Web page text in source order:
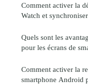
Comment activer la
Watch et
Quels sont les
pour les écrans de
Comment activer la
smartphone Android